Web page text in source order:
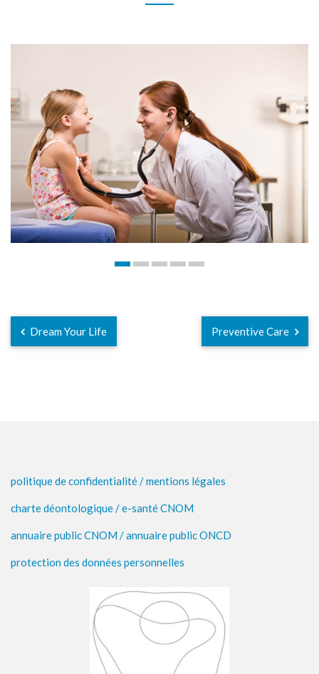
Dream Your Life Preventive Care
politique de confidentialité /mentions légales
charte déontologique /e-santé CNOM
annuaire public CNOM /annuaire public ONCD
protection des données personnelles